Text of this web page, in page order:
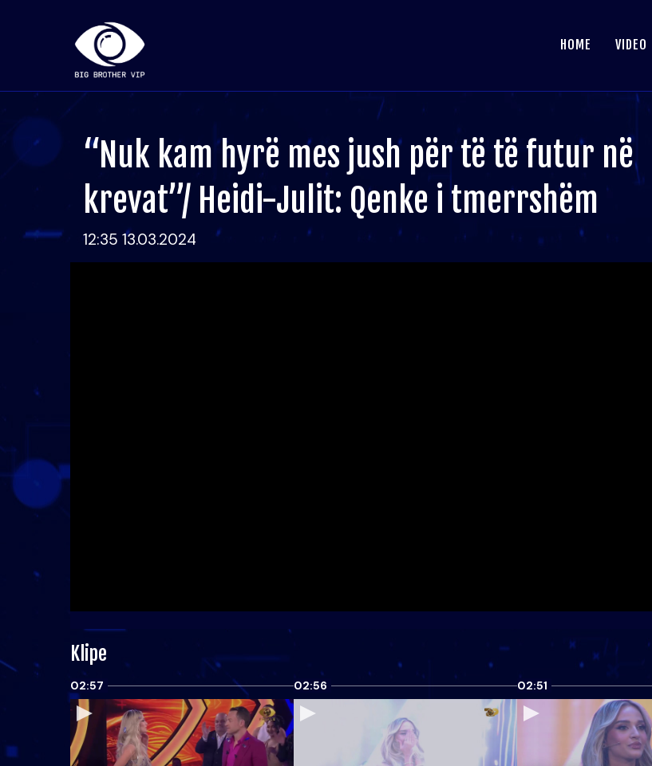
HOME VIDEO
“Nuk kam hyrë mes jush për të të futur në
krevat”/ Heidi-Julit: Qenke i tmerrshëm
12:35 13.03.2024
Klipe
02:57 02:56 02:51